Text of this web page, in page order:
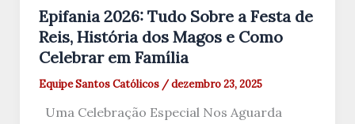
Epifania 2026: Tudo Sobre a Festa de
Reis, História dos Magos e Como
Celebrar em Família
Equipe Santos Católicos /dezembro 23, 2025
Uma Celebração Especial Nos Aguarda